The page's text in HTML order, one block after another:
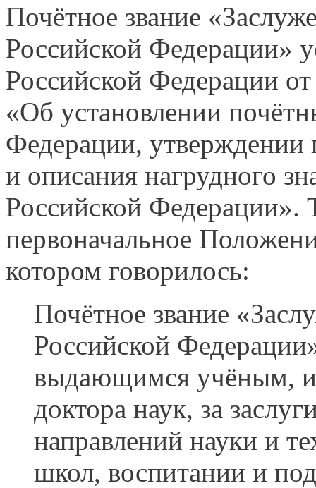
Почётное звание
Российской Федерации»
Российской Федерации
«Об установлении
Федерации, утверждении
и описания нагрудного
Российской Федерации».
первоначальное
котором говорилось:
Почётное звание
Российской
выдающимся учёным,
доктора наук, за
направлений науки и
школ, воспитании и